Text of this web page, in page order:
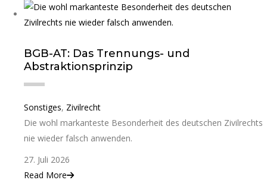
BGB-AT: Das Trennungs- und
Abstraktionsprinzip
Sonstiges, Zivilrecht
Die wohl markanteste Besonderheit des deutschen Zivilrechts
nie wieder falsch anwenden.
27. Juli 2026
Read More